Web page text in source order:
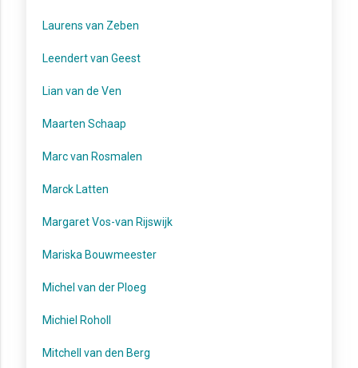
Laurens van Zeben
Leendert van Geest
Lian van de Ven
Maarten Schaap
Marc van Rosmalen
Marck Latten
Margaret Vos-van Rijswijk
Mariska Bouwmeester
Michel van der Ploeg
Michiel Roholl
Mitchell van den Berg